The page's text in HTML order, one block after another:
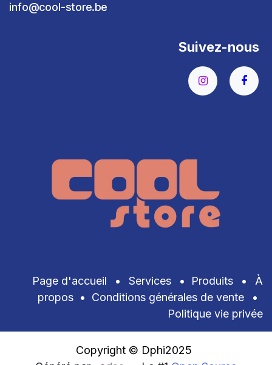
info@cool-store.be
Suivez-nous
Page d'accueil • Services • Produits •
À
propos • Conditions générales de vente
•
Politique vie privée
Copyright © Dphi2025